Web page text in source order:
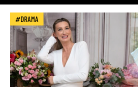
DRAMA